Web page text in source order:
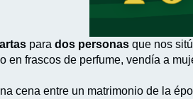
parados personas que nos
en frascos de perfume, vendía a
cena entre un matrimonio de la